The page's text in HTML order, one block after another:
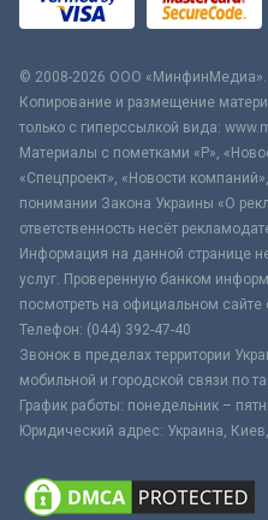
© 2008-2026 ООО
Копирование и размещение
только с гиперссылкой вида:
Материалы с пометками «Р»,
«Спецпроект», «Новости
понимании Закона Украины «О
ответственность несёт
Информация на данной странице
услуг. Проверенную банком
посмотреть на официальном сайте
Телефон: (044) 392-47-40
Звонок в пределах территории
мобильной и городской связи по
График работы: понедельник –
Юридический адрес: Украина,